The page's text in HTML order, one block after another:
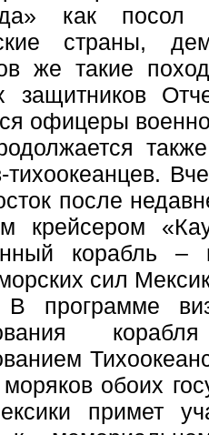
как посол
страны,
же такие
защитников
офицеры
также
тихоокеанцев.
после
крейсером
корабль –
сил
визита
моряков обоих
примет